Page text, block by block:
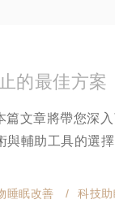
的最佳方案
文章將帶您深
輔助工具的選
睡眠改善 科技